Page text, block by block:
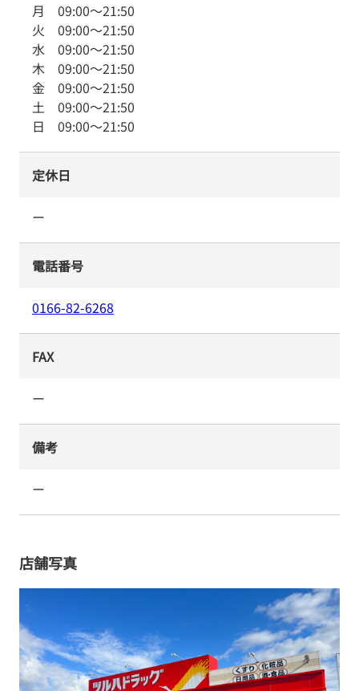
月 09:00～21:50
火 09:00～21:50
水 09:00～21:50
木 09:00～21:50
金 09:00～21:50
土 09:00～21:50
日 09:00～21:50
定休日
ー
電話番号
0166-82-6268
FAX
ー
備考
ー
店舗写真